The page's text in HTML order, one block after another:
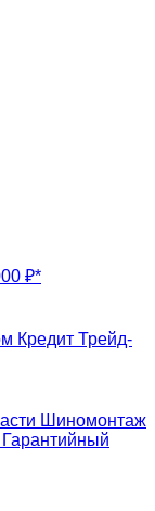
₽*
Кредит Трейд-
Шиномонтаж
Гарантийный